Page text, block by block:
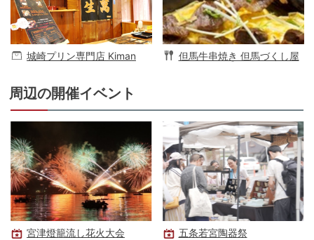
城崎プリン専門店 Kiman 但馬牛串焼き 但馬づくし屋
周辺の開催イベント
宮津燈籠流し花火大会 五条若宮陶器祭